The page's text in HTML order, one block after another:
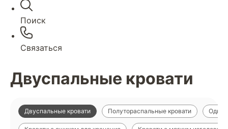
Поиск
Связаться
Двуспальные кровати
Двуспальные кровати Полутораспальные кровати